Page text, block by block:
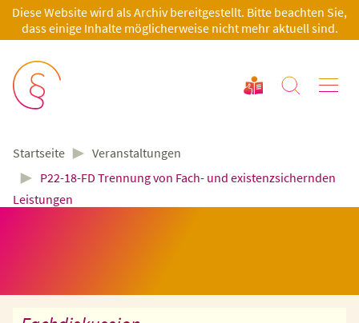
Diese Website wird als Archiv bereitgestellt. Bitte beachten Sie,
dass einige Inhalte möglicherweise nicht mehr aktuell sind.
Startseite ► Veranstaltungen
► P22-18-FD Trennung von Fach- und existenzsichernden
Leistungen